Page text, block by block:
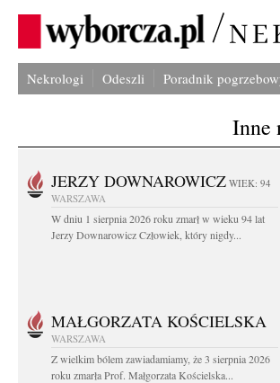
Nekrologi Odeszli Poradnik
Inne
JERZY DOWNAROWICZ WIEK: 94
WARSZAWA
W dniu 1 sierpnia 2026 roku zmarł w wieku 94 lat
Jerzy Downarowicz Człowiek, który nigdy...
MAŁGORZATA KOŚCIELSKA
WARSZAWA
Z wielkim bólem zawiadamiamy, że 3 sierpnia 2026
roku zmarła Prof. Małgorzata Kościelska...